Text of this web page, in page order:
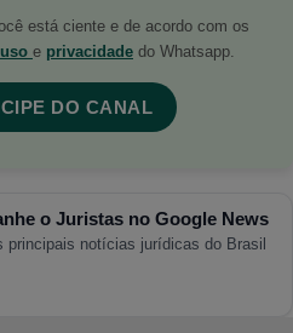
está ciente e de acordo com os
e privacidade do Whatsapp.
DO CANAL
o Juristas no Google News
principais notícias jurídicas do Brasil